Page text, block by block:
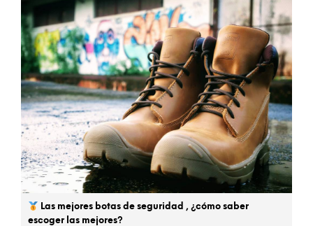
Las mejores botas de seguridad , ¿cómo saber
escoger las mejores?